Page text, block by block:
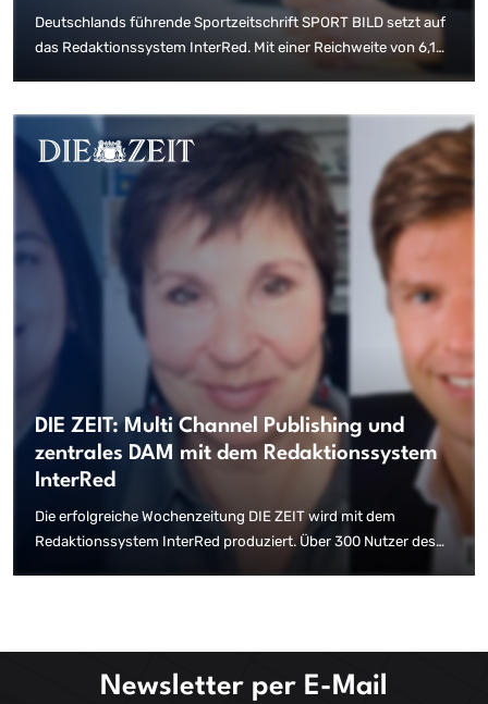
Deutschlands führende Sportzeitschrift SPORT BILD setzt auf
das Redaktionssystem InterRed. Mit einer Reichweite von 6,1
Motorsport bis hin zum Handball, Tennis oder Basketball. Dank
InterRed können die Mitarbeiter der SPORT BILD nun auf viele
neue Funktionen der Zeitschriftenproduktion zurückgreifen
und diese für die wöchentlich erscheinenden Ausgaben
DIE ZEIT: Multi Channel Publishing und
zentrales DAM mit dem Redaktionssystem
InterRed
Die erfolgreiche Wochenzeitung DIE ZEIT wird mit dem
Redaktionssystem InterRed produziert. Über 300 Nutzer des
Newsletter per E-Mail